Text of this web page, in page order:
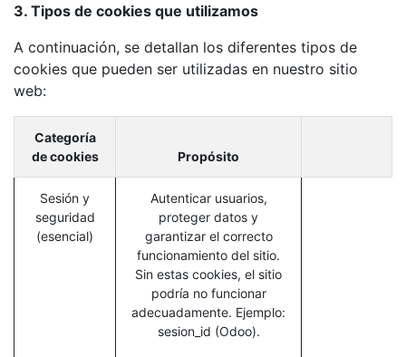
3. Tipos de cookies que utilizamos
A continuación, se detallan los diferentes tipos de
cookies que pueden ser utilizadas en nuestro sitio
web:
Categoría
de cookies
Propósito
Sesión y
seguridad
(esencial)
Autenticar usuarios,
proteger datos y
garantizar el correcto
funcionamiento del sitio.
Sin estas cookies, el sitio
podría no funcionar
adecuadamente. Ejemplo:
sesion_id (Odoo).